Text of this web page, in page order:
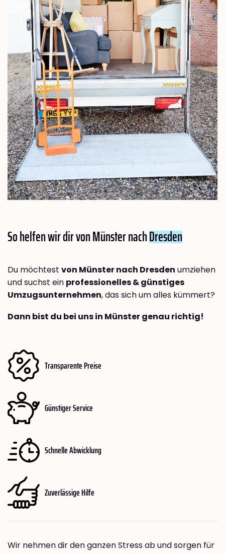
So helfen wir dir von Münster nachDresden
Du möchtest von Münster nach Dresden umziehen
und suchst ein professionelles & günstiges
Umzugsunternehmen, das sich um alles kümmert?
Dann bist du bei uns in Münster genau richtig!
Transparente Preise
Günstiger Service
Schnelle Abwicklung
Zuverlässige Hilfe
Wir nehmen dir den ganzen Stress ab und sorgen für